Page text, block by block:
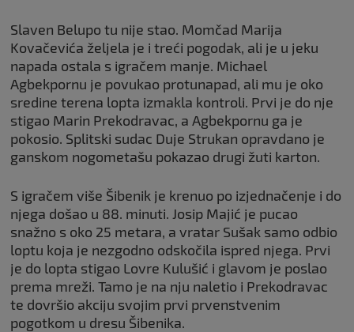
Slaven Belupo tu nije stao. Momčad Marija
Kovačevića željela je i treći pogodak, ali je u jeku
napada ostala s igračem manje. Michael
Agbekpornu je povukao protunapad, ali mu je oko
sredine terena lopta izmakla kontroli. Prvi je do nje
stigao Marin Prekodravac, a Agbekpornu ga je
pokosio. Splitski sudac Duje Strukan opravdano je
ganskom nogometašu pokazao drugi žuti karton.
S igračem više Šibenik je krenuo po izjednačenje i do
njega došao u 88. minuti. Josip Majić je pucao
snažno s oko 25 metara, a vratar Sušak samo odbio
loptu koja je nezgodno odskočila ispred njega. Prvi
je do lopta stigao Lovre Kulušić i glavom je poslao
prema mreži. Tamo je na nju naletio i Prekodravac
te dovršio akciju svojim prvi prvenstvenim
pogotkom u dresu Šibenika.